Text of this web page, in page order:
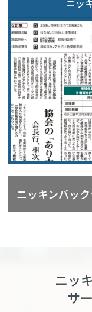
ニッ
ニッキンバッ
ニッ
サ